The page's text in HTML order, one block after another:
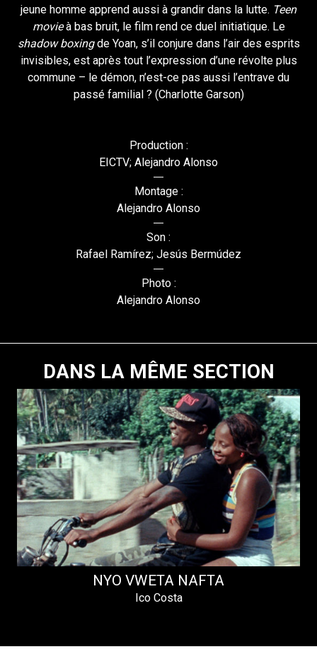
jeune homme apprend aussi à grandir dans la lutte. Teen
movieà bas bruit, le film rend ce duel initiatique. Le
shadow boxingde Yoan, s’il conjure dans l’air des esprits
invisibles, est après tout l’expression d’une révolte plus
commune – le démon, n’est-ce pas aussi l’entrave du
passé familial ? (Charlotte Garson)
Production :
EICTV; Alejandro Alonso
Montage :
Alejandro Alonso
Son :
Rafael Ramírez; Jesús Bermúdez
Photo :
Alejandro Alonso
DANS LA MÊME SECTION
NYO VWETA NAFTA
Ico Costa